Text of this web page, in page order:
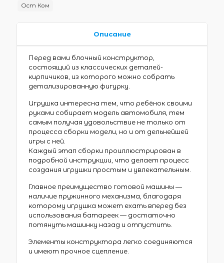
Ост Ком
Описание
Перед вами блочный конструктор,
состоящий из классических деталей-
кирпичиков, из которого можно собрать
детализированную фигурку.
Игрушка интересна тем, что ребёнок своими
руками собирает модель автомобиля, тем
самым получая удовольствие не только от
процесса сборки модели, но и от дельнейшей
игры с ней.
Каждый этап сборки проиллюстрирован в
подробной инструкции, что делает процесс
создания игрушки простым и увлекательным.
Главное преимущество готовой машины —
наличие пружинного механизма, благодаря
которому игрушка может ехать вперед без
использования батареек — достаточно
потянуть машинку назад и отпустить.
Элементы конструктора легко соединяются
и имеют прочное сцепление.